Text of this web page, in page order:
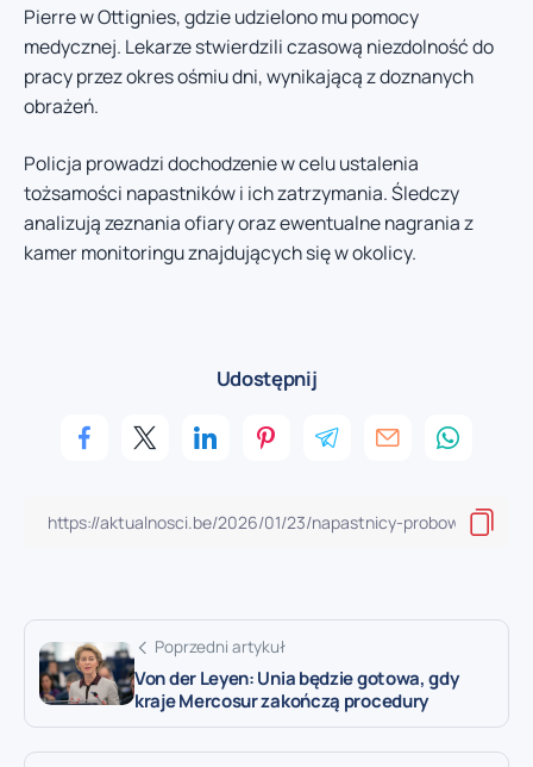
Pierre w Ottignies, gdzie udzielono mu pomocy
medycznej. Lekarze stwierdzili czasową niezdolność do
pracy przez okres ośmiu dni, wynikającą z doznanych
obrażeń.
Policja prowadzi dochodzenie w celu ustalenia
tożsamości napastników i ich zatrzymania. Śledczy
analizują zeznania ofiary oraz ewentualne nagrania z
kamer monitoringu znajdujących się w okolicy.
Udostępnij
Poprzedni artykuł
Von der Leyen: Unia będzie gotowa, gdy
kraje Mercosur zakończą procedury